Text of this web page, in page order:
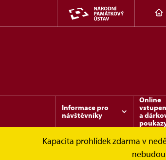
Informace pro
návštěvníky
Online
a
Kapacita prohlídek zdarma v
Karlštejn Akce